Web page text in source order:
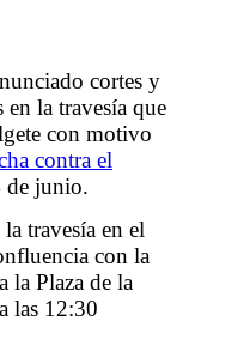
cortes y
la travesía que
con motivo
contra el
junio.
travesía en el
con la
la Plaza de la
las 12:30